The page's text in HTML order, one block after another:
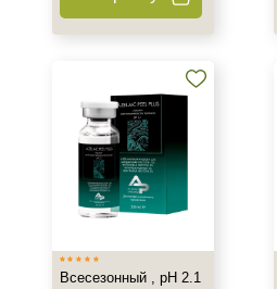
Процедура
Пилинг
Всесезонный , рН 2.1